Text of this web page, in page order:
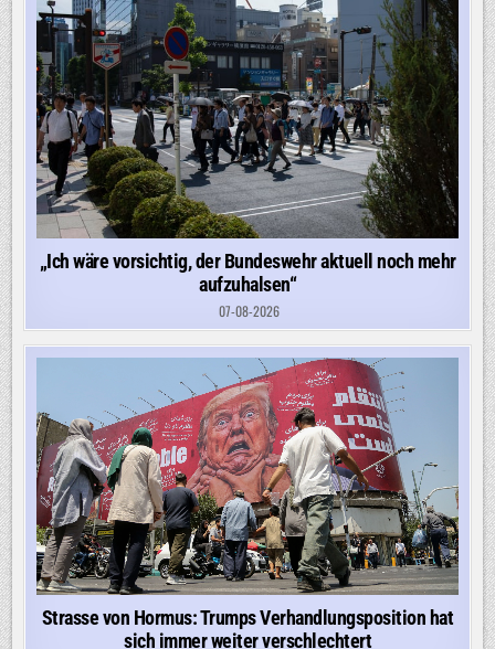
„Ich wäre vorsichtig, der Bundeswehr aktuell noch mehr
aufzuhalsen“
07-08-2026
Strasse von Hormus: Trumps Verhandlungsposition hat
sich immer weiter verschlechtert